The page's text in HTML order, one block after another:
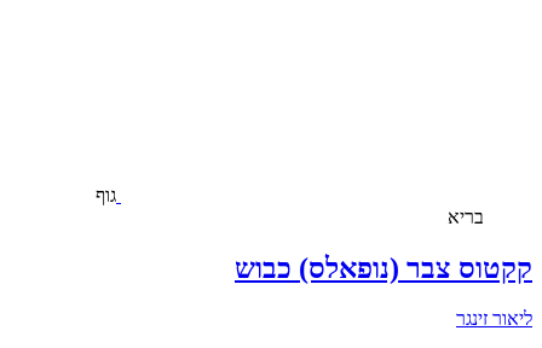
גוף
בריא
קקטוס צבר (נופאלס) כבוש
ליאור זינגר